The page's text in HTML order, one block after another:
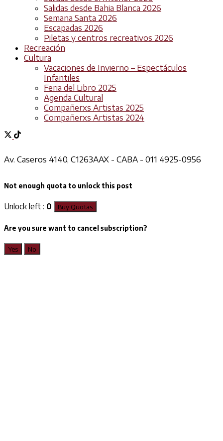
Salidas desde Bahia Blanca 2026
Semana Santa 2026
Escapadas 2026
Piletas y centros recreativos 2026
Recreación
Cultura
Vacaciones de Invierno – Espectáculos
Infantiles
Feria del Libro 2025
Agenda Cultural
Compañerxs Artistas 2025
Compañerxs Artistas 2024
Av. Caseros 4140, C1263AAX - CABA - 011 4925-0956
Not enough quota to unlock this post
Unlock left : 0 Buy Quotas
Are you sure want to cancel subscription?
Yes No